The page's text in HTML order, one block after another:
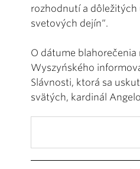
rozhodnutí a
svetových dejín“.
O dátume
Wyszyńského
Slávnosti, ktorá sa
svätých, kardinál